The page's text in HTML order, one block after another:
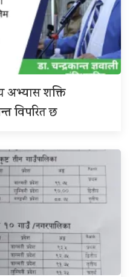
अभ्यास शक्ति
विपरित छ